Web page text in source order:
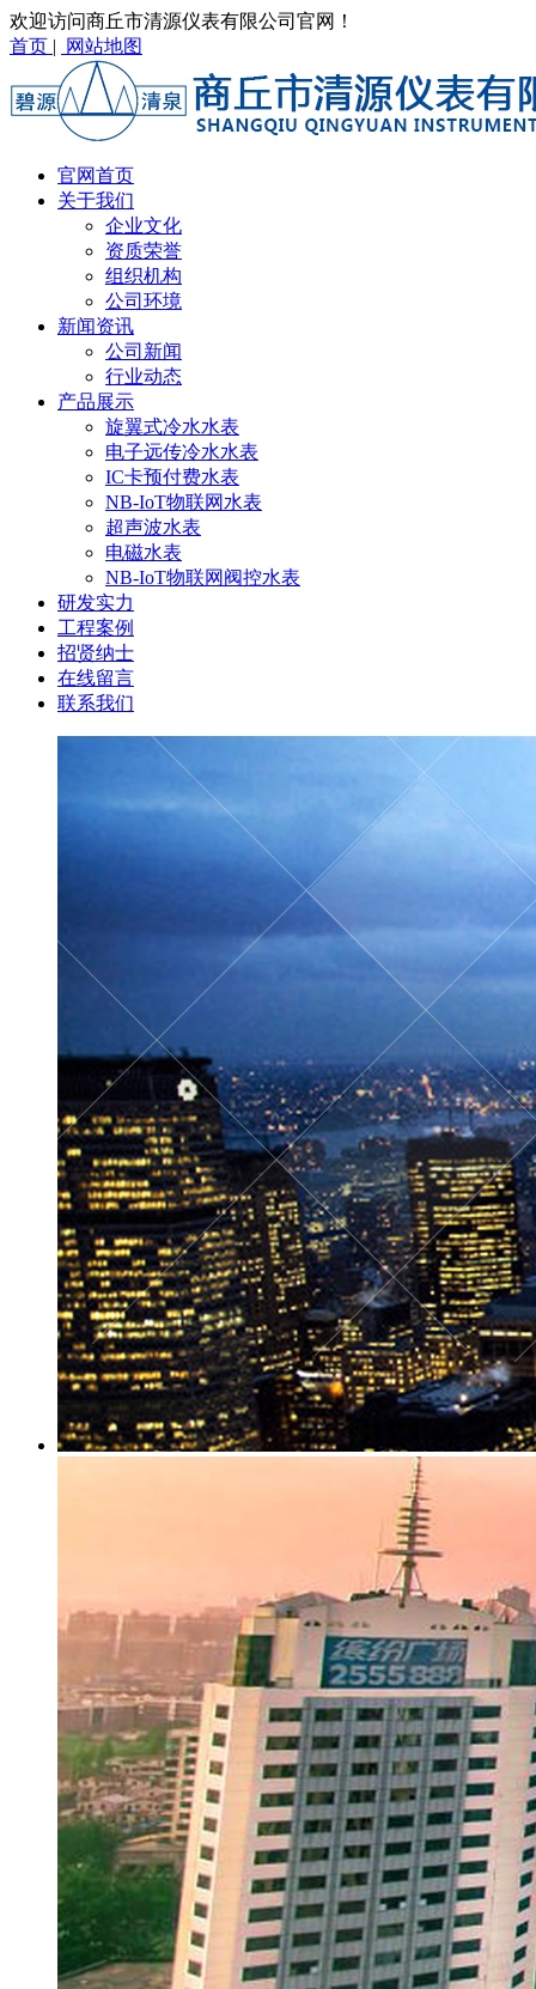
欢迎访问商丘市清源仪表有限公司官网！
首页 | 网站地图
官网首页
关于我们
企业文化
资质荣誉
组织机构
公司环境
新闻资讯
公司新闻
行业动态
产品展示
旋翼式冷水水表
电子远传冷水水表
IC卡预付费水表
NB-IoT物联网水表
超声波水表
电磁水表
NB-IoT物联网阀控水表
研发实力
工程案例
招贤纳士
在线留言
联系我们